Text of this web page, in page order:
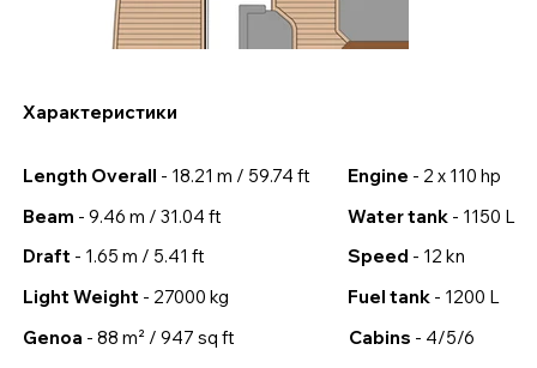
Характеристики
Length Overall - 18.21 m / 59.74 ft
Beam - 9.46 m / 31.04 ft
Draft - 1.65 m / 5.41 ft
Light Weight - 27000 kg
Genoa - 88 m² / 947 sq ft
Engine - 2 x 110 hp
Speed - 12 kn
Fuel tank - 1200 L
Water tank - 1150 L
Cabins - 4/5/6